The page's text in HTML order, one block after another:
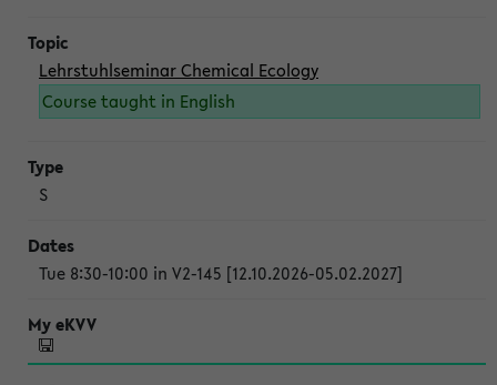
Lehrstuhlseminar Chemical Ecology
Course taught in English
S
Tue 8:30-10:00 in V2-145 [12.10.2026-05.02.2027]